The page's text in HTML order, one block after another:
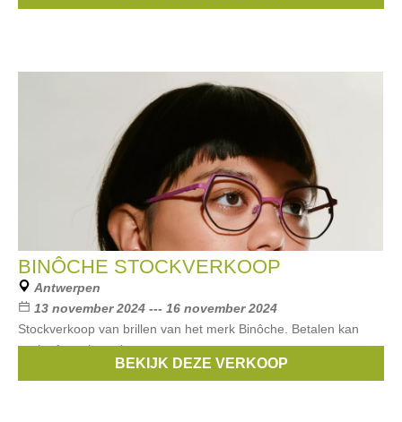
BINÔCHE STOCKVERKOOP
Antwerpen
13 november 2024 --- 16 november 2024
Stockverkoop van brillen van het merk Binôche. Betalen kan
cash of met betaalapps.
BinocheBEKIJK DEZE VERKOOP